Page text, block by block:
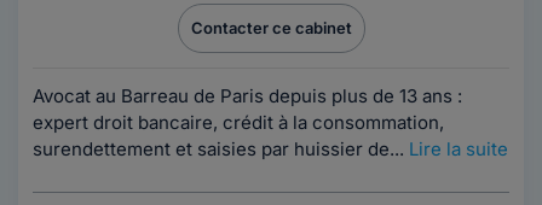
Contacter ce cabinet
Avocat au Barreau de Paris depuis plus de 13 ans :
expert droit bancaire, crédit à la consommation,
surendettement et saisies par huissier de... Lire la suite